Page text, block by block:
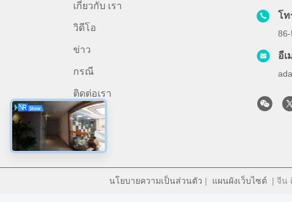
เกี่ยวกับ เรา
วิดีโอ
ข่าว
กรณี
ติดต่อเรา
โท
อีเ
นโยบายความเป็นส่วนตัว | แผนผังเว็บไซต์ | จีน